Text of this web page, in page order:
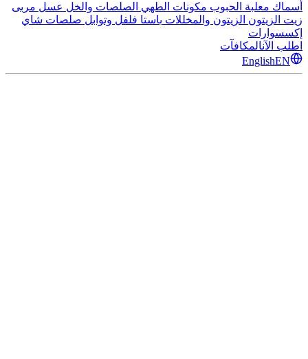
أسماك معلبة الحبوب مكونات الطهي الصلصات والخل عسل مربى
زيت الزيتون الزيتون والمخللات باستا فلفل وتوابل صلصات شاي
إكسسوارات
اطلب الآنالمكافآت
EnglishEN